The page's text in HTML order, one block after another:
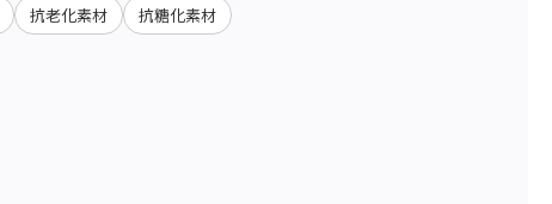
抗老化素材 抗糖化素材